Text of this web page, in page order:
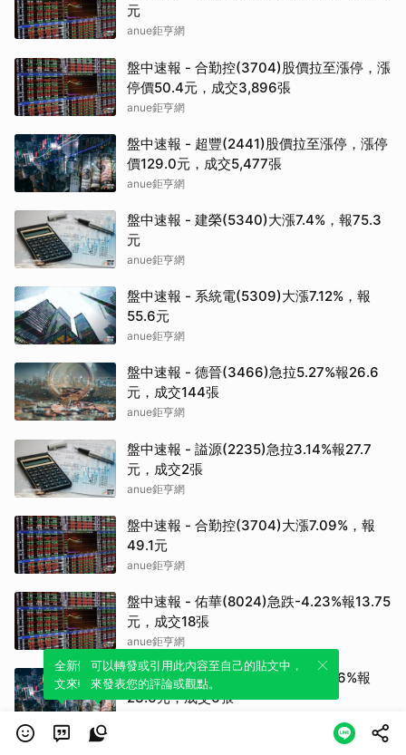
元
anue鉅亨網
盤中速報 - 合勤控(3704)股價拉至漲停，漲
停價50.4元，成交3,896張
anue鉅亨網
盤中速報 - 超豐(2441)股價拉至漲停，漲停
價129.0元，成交5,477張
anue鉅亨網
盤中速報 - 建榮(5340)大漲7.4%，報75.3
元
anue鉅亨網
盤中速報 - 系統電(5309)大漲7.12%，報
55.6元
anue鉅亨網
盤中速報 - 德晉(3466)急拉5.27%報26.6
元，成交144張
anue鉅亨網
盤中速報 - 謚源(2235)急拉3.14%報27.7
元，成交2張
anue鉅亨網
盤中速報 - 合勤控(3704)大漲7.09%，報
49.1元
anue鉅亨網
盤中速報 - 佑華(8024)急跌-4.23%報13.75
元，成交18張
anue鉅亨網
盤中速報 - 進能服(6692)急跌-3.36%報
23.6元，成交6張
全新體驗！一鍵引用此內容，透過發布貼
文來輕鬆表達個人立場。
可以轉發或引用此內容至自己的貼文中，
來發表您的評論或觀點。